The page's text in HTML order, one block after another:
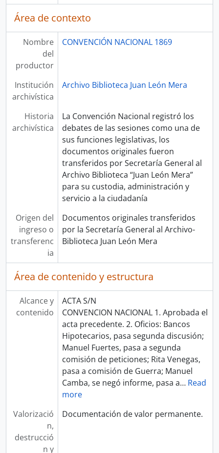
Área de contexto
Nombre
del
productor
CONVENCIÓN NACIONAL 1869
Institución
archivística
Archivo Biblioteca Juan León Mera
Historia
archivística
La Convención Nacional registró los
debates de las sesiones como una de
sus funciones legislativas, los
documentos originales fueron
transferidos por Secretaría General al
Archivo Biblioteca “Juan León Mera”
para su custodia, administración y
servicio a la ciudadanía
Origen del
ingreso o
transferenc
ia
Documentos originales transferidos
por la Secretaría General al Archivo-
Biblioteca Juan León Mera
Área de contenido y estructura
Alcance y
contenido
ACTA S/N
CONVENCION NACIONAL 1. Aprobada el
acta precedente. 2. Oficios: Bancos
Hipotecarios, pasa segunda discusión;
Manuel Fuertes, pasa a segunda
comisión de peticiones; Rita Venegas,
pasa a comisión de Guerra; Manuel
Camba, se negó informe, pasa a… Read
more
Valorizació
n,
destrucció
n y
Documentación de valor permanente.